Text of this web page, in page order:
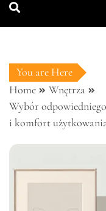
You are Here
Home
Wnętrza
Wybór
i komfort